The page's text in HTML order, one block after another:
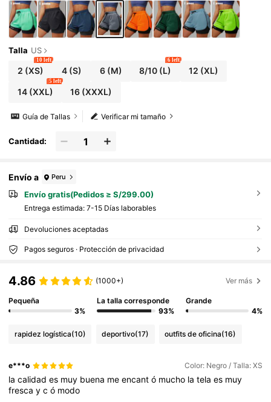
Talla US
2 (XS)
10 left
4(S) 6(M) 8/10 (L)
6 left
12 (XL)
14(XXL)
5 left
16 (XXXL)
Verificar mi tamaño
Guía de Tallas
Cantidad:
Envío a Peru
Envío gratis(Pedidos ≥ S/299.00)
Entrega estimada: 7-15 Días laborables
Devoluciones aceptadas
Pagos seguros · Protección de privacidad
4.86 (1000+) Ver más
Pequeña
3%
La talla corresponde
93%
Grande
4%
rapidez logística(10) deportivo(17) outfits de oficina(16)
e***o Color: Negro / Talla: XS
lacalidades muy buena meencantó mucho latelaes muy
frescaycó modo